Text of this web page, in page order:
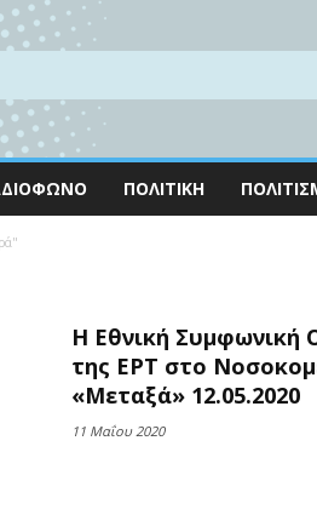
ΠΟΛΙΤΙΚΉ
Η Εθνική Συμφωνική
της ΕΡΤ στο
«Μεταξά» 12.05.2020
11 Μαΐου 2020